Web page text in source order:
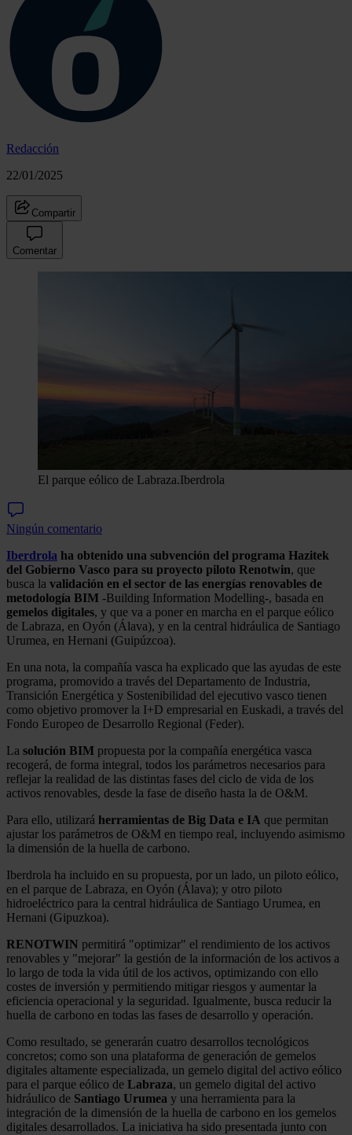
Redacción
22/01/2025
Compartir
Comentar
El parque eólico de Labraza.Iberdrola
Ningún comentario
Iberdrola ha obtenido una subvención del programa Hazitek
del Gobierno Vasco para su proyecto piloto Renotwin, que
busca la validación en el sector de las energías renovables de
metodología BIM -Building Information Modelling-, basada en
gemelos digitales, y que va a poner en marcha en el parque eólico
de Labraza, en Oyón (Álava), y en la central hidráulica de Santiago
Urumea, en Hernani (Guipúzcoa).
En una nota, la compañía vasca ha explicado que las ayudas de este
programa, promovido a través del Departamento de Industria,
Transición Energética y Sostenibilidad del ejecutivo vasco tienen
como objetivo promover la I+D empresarial en Euskadi, a través del
Fondo Europeo de Desarrollo Regional (Feder).
La solución BIM propuesta por la compañía energética vasca
recogerá, de forma integral, todos los parámetros necesarios para
reflejar la realidad de las distintas fases del ciclo de vida de los
activos renovables, desde la fase de diseño hasta la de O&M.
Para ello, utilizará herramientas de Big Data e IA que permitan
ajustar los parámetros de O&M en tiempo real, incluyendo asimismo
la dimensión de la huella de carbono.
Iberdrola ha incluido en su propuesta, por un lado, un piloto eólico,
en el parque de Labraza, en Oyón (Álava); y otro piloto
hidroeléctrico para la central hidráulica de Santiago Urumea, en
Hernani (Gipuzkoa).
RENOTWIN permitirá "optimizar" el rendimiento de los activos
renovables y "mejorar" la gestión de la información de los activos a
lo largo de toda la vida útil de los activos, optimizando con ello
costes de inversión y permitiendo mitigar riesgos y aumentar la
eficiencia operacional y la seguridad. Igualmente, busca reducir la
huella de carbono en todas las fases de desarrollo y operación.
Como resultado, se generarán cuatro desarrollos tecnológicos
concretos; como son una plataforma de generación de gemelos
digitales altamente especializada, un gemelo digital del activo eólico
para el parque eólico de Labraza, un gemelo digital del activo
hidráulico de Santiago Urumea y una herramienta para la
integración de la dimensión de la huella de carbono en los gemelos
digitales desarrollados. La iniciativa ha sido presentada junto con